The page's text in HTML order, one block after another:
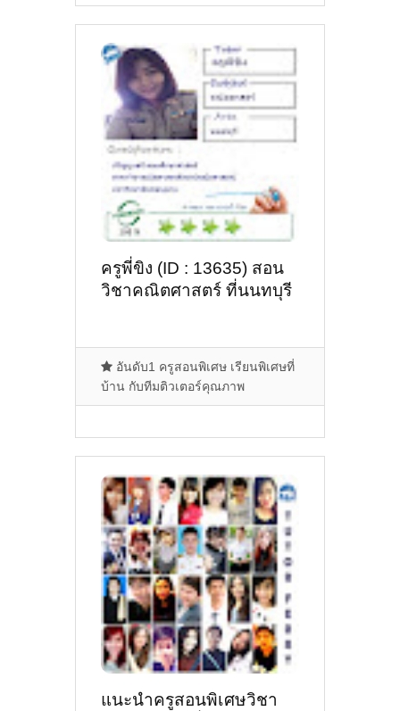
ครูพี่ขิง (ID : 13635) สอน
วิชาคณิตศาสตร์ ที่นนทบุรี
อันดับ1 ครูสอนพิเศษ เรียนพิเศษที่
บ้าน กับทีมติวเตอร์คุณภาพ
แนะนำครูสอนพิเศษวิชา